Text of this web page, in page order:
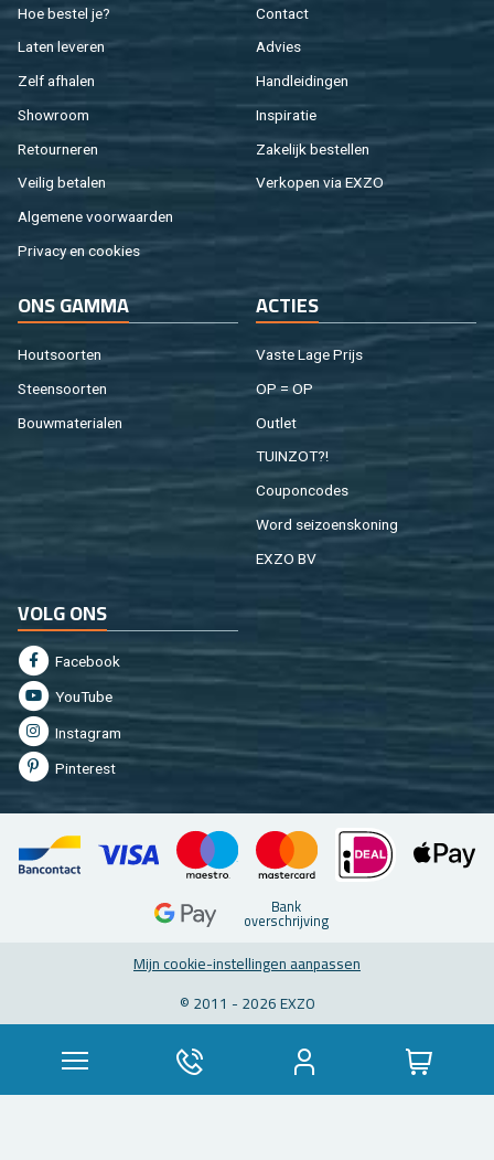
Hoe be­stel je?
Laten le­ve­ren
Zelf af­ha­len
Show­room
Re­tour­ne­ren
Vei­lig be­ta­len
Al­ge­me­ne voor­waar­den
Pri­va­cy en coo­kies
Con­tact
Ad­vies
Hand­lei­din­gen
In­spi­ra­tie
Za­ke­lijk be­stel­len
Ver­ko­pen via EXZO
ONS GAMMA
Hout­soor­ten
Steen­soor­ten
Bouw­ma­te­ri­a­len
AC­TIES
Vaste Lage Prijs
OP = OP
Out­let
TUIN­ZOT?!
Cou­pon­co­des
Word sei­zoens­ko­ning
EXZO BV
VOLG ONS
Fa­cebook
You­Tu­be
In­st­agram
Pin­te­rest
Bank
over­schrij­ving
Mijn coo­kie-in­stel­lin­gen aan­pas­sen
© 2011 - 2026 EXZO